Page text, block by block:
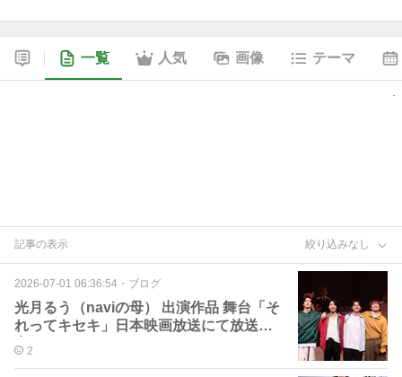
一覧 人気 画像 テーマ
記事の表示 絞り込みなし
2026-07-01 06:36:54 ・ ブログ
光月るう（naviの母） 出演作品 舞台「そ
れってキセキ」日本映画放送にて放送決
定！
2